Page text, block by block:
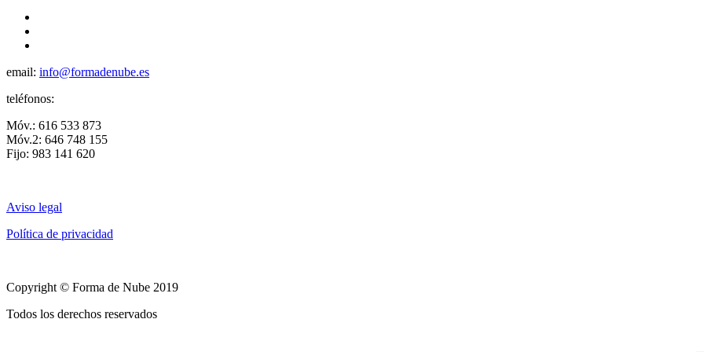
email: info@formadenube.es
teléfonos:
Móv.: 616 533 873
Móv.2: 646 748 155
Fijo: 983 141 620
Aviso legal
Política de privacidad
Copyright © Forma de Nube 2019
Todos los derechos reservados